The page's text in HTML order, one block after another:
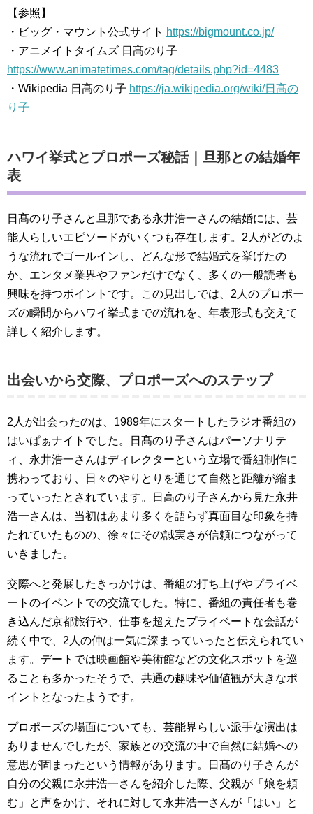
【参照】
・ビッグ・マウント公式サイト https://bigmount.co.jp/
・アニメイトタイムズ 日髙のり子
https://www.animatetimes.com/tag/details.php?id=4483
・Wikipedia 日髙のり子 https://ja.wikipedia.org/wiki/日髙の
り子
ハワイ挙式とプロポーズ秘話｜旦那との結婚年
表
日髙のり子さんと旦那である永井浩一さんの結婚には、芸
能人らしいエピソードがいくつも存在します。2人がどのよ
うな流れでゴールインし、どんな形で結婚式を挙げたの
か、エンタメ業界やファンだけでなく、多くの一般読者も
興味を持つポイントです。この見出しでは、2人のプロポー
ズの瞬間からハワイ挙式までの流れを、年表形式も交えて
詳しく紹介します。
出会いから交際、プロポーズへのステップ
2人が出会ったのは、1989年にスタートしたラジオ番組の
はいぱぁナイトでした。日髙のり子さんはパーソナリテ
ィ、永井浩一さんはディレクターという立場で番組制作に
携わっており、日々のやりとりを通じて自然と距離が縮ま
っていったとされています。日高のり子さんから見た永井
浩一さんは、当初はあまり多くを語らず真面目な印象を持
たれていたものの、徐々にその誠実さが信頼につながって
いきました。
交際へと発展したきっかけは、番組の打ち上げやプライベ
ートのイベントでの交流でした。特に、番組の責任者も巻
き込んだ京都旅行や、仕事を超えたプライベートな会話が
続く中で、2人の仲は一気に深まっていったと伝えられてい
ます。デートでは映画館や美術館などの文化スポットを巡
ることも多かったそうで、共通の趣味や価値観が大きなポ
イントとなったようです。
プロポーズの場面についても、芸能界らしい派手な演出は
ありませんでしたが、家族との交流の中で自然に結婚への
意思が固まったという情報があります。日髙のり子さんが
自分の父親に永井浩一さんを紹介した際、父親が「娘を頼
む」と声をかけ、それに対して永井浩一さんが「はい」と